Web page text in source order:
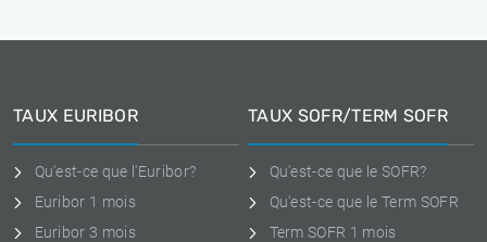
TAUX EURIBOR
Qu'est-ce que l'Euribor?
Euribor 1 mois
Euribor 3 mois
TAUX SOFR/TERM SOFR
Qu'est-ce que le SOFR?
Qu'est-ce que le Term SOFR
Term SOFR 1 mois